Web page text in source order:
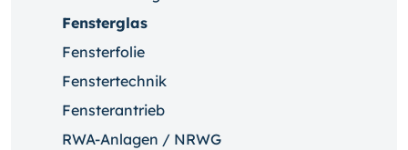
Fensterglas
Fensterfolie
Fenstertechnik
Fensterantrieb
RWA-Anlagen / NRWG